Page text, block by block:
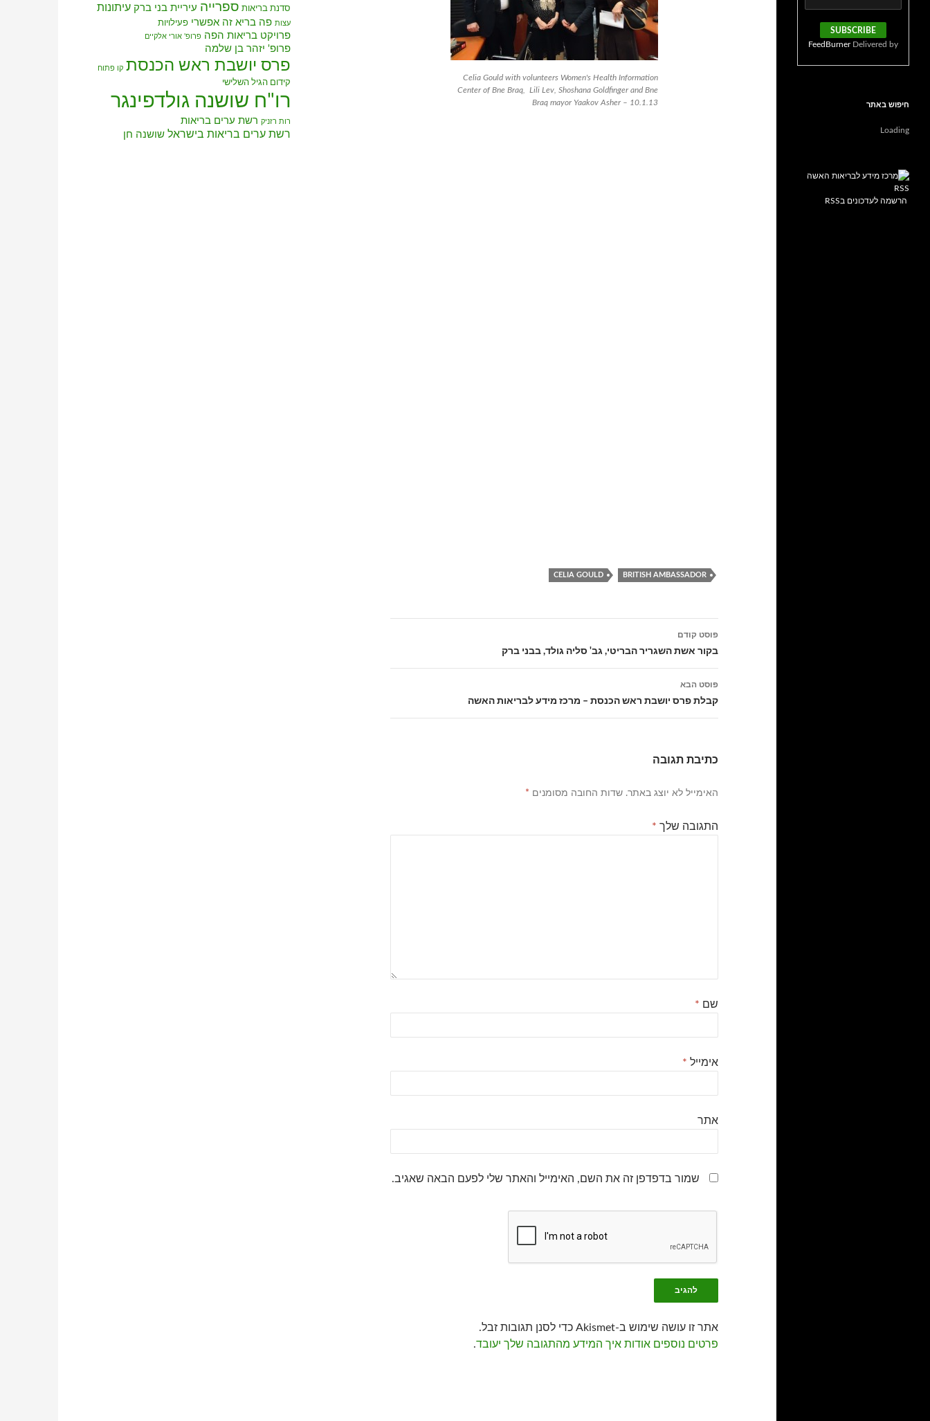
Celia Gould with volunteers Women's Health Information
Center of Bne Braq, Lili Lev, Shoshana Goldfinger and Bne
Braq mayor Yaakov Asher – 10.1.13
BRITISH AMBASSADOR
CELIA GOULD
ניווט
בפוסטים
פוסט קודם
בקור אשת השגריר הבריטי, גב' סליה גולד, בבני ברק
פוסט הבא
קבלת פרס יושבת ראש הכנסת – מרכז מידע לבריאות האשה
כתיבת תגובה
האימייל לא יוצג באתר. שדות החובה מסומנים *
התגובה שלך *
שם *
אימייל *
אתר
שמור בדפדפן זה את השם, האימייל והאתר שלי לפעם הבאה שאגיב.
אתר זו עושה שימוש ב-Akismet כדי לסנן תגובות זבל.
פרטים נוספים אודות איך המידע מהתגובה שלך יעובד.
סדנת בריאות ספרייה עיריית בני ברק עיתונות
עצות פה בריא זה אפשרי פעילויות
פרויקט בריאות הפה פרופ' אורי אלקיים
פרופ' יזהר בן שלמה
פרס יושבת ראש הכנסת קו פתוח
קידום הגיל השלישי
רו"ח שושנה גולדפינגר
רות רזניק רשת ערים בריאות
רשת ערים בריאות בישראל שושנה חן
Delivered by
FeedBurner
חיפוש באתר
Loading
הרשמה לעדכונים בRSS